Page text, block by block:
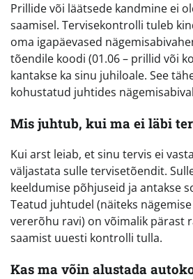
Prillide või läätsede kandmine ei
saamisel. Tervisekontrolli tuleb
oma igapäevased
tõendile koodi (01.06 – prillid või
kantakse ka sinu juhiloale. See
kohustatud juhtides
Mis juhtub, kui ma ei läbi
Kui arst leiab, et sinu tervis ei
väljastata sulle tervisetõendit.
keeldumise põhjuseid ja antakse
Teatud juhtudel (näiteks
vererõhu ravi) on võimalik pärast
saamist uuesti kontrolli tulla.
Kas ma võin alustada